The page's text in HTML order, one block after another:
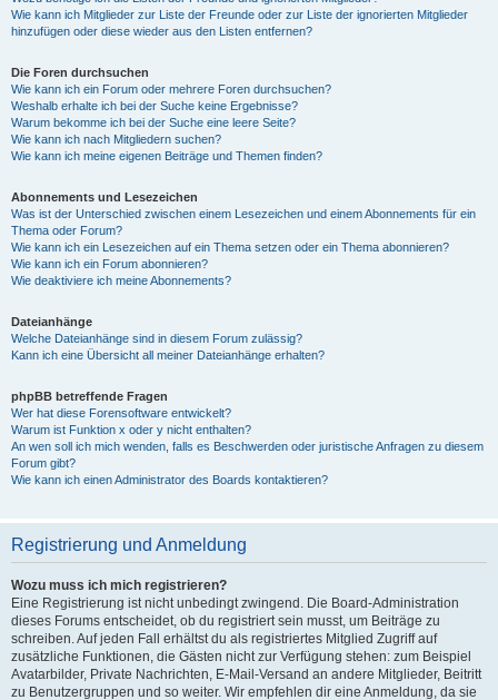
Wie kann ich Mitglieder zur Liste der Freunde oder zur Liste der ignorierten Mitglieder
hinzufügen oder diese wieder aus den Listen entfernen?
Die Foren durchsuchen
Wie kann ich ein Forum oder mehrere Foren durchsuchen?
Weshalb erhalte ich bei der Suche keine Ergebnisse?
Warum bekomme ich bei der Suche eine leere Seite?
Wie kann ich nach Mitgliedern suchen?
Wie kann ich meine eigenen Beiträge und Themen finden?
Abonnements und Lesezeichen
Was ist der Unterschied zwischen einem Lesezeichen und einem Abonnements für ein
Thema oder Forum?
Wie kann ich ein Lesezeichen auf ein Thema setzen oder ein Thema abonnieren?
Wie kann ich ein Forum abonnieren?
Wie deaktiviere ich meine Abonnements?
Dateianhänge
Welche Dateianhänge sind in diesem Forum zulässig?
Kann ich eine Übersicht all meiner Dateianhänge erhalten?
phpBB betreffende Fragen
Wer hat diese Forensoftware entwickelt?
Warum ist Funktion x oder y nicht enthalten?
An wen soll ich mich wenden, falls es Beschwerden oder juristische Anfragen zu diesem
Forum gibt?
Wie kann ich einen Administrator des Boards kontaktieren?
Registrierung und Anmeldung
Wozu muss ich mich registrieren?
Eine Registrierung ist nicht unbedingt zwingend. Die Board-Administration
dieses Forums entscheidet, ob du registriert sein musst, um Beiträge zu
schreiben. Auf jeden Fall erhältst du als registriertes Mitglied Zugriff auf
zusätzliche Funktionen, die Gästen nicht zur Verfügung stehen: zum Beispiel
Avatarbilder, Private Nachrichten, E-Mail-Versand an andere Mitglieder, Beitritt
zu Benutzergruppen und so weiter. Wir empfehlen dir eine Anmeldung, da sie